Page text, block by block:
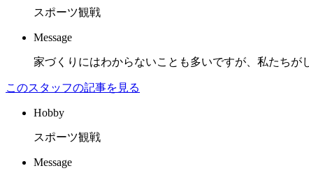
スポーツ観戦
Message
家づくりにはわからないことも多いですが、私たちが
このスタッフの記事を見る
Hobby
スポーツ観戦
Message